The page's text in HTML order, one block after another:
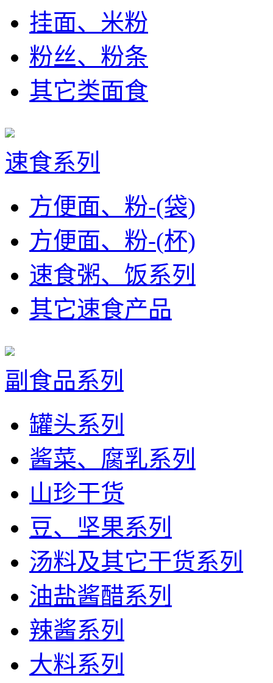
挂面、米粉
粉丝、粉条
其它类面食
速食系列
方便面、粉-(袋)
方便面、粉-(杯)
速食粥、饭系列
其它速食产品
副食品系列
罐头系列
酱菜、腐乳系列
山珍干货
豆、坚果系列
汤料及其它干货系列
油盐酱醋系列
辣酱系列
大料系列